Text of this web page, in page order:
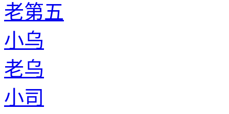
老第五
小乌
老乌
小司